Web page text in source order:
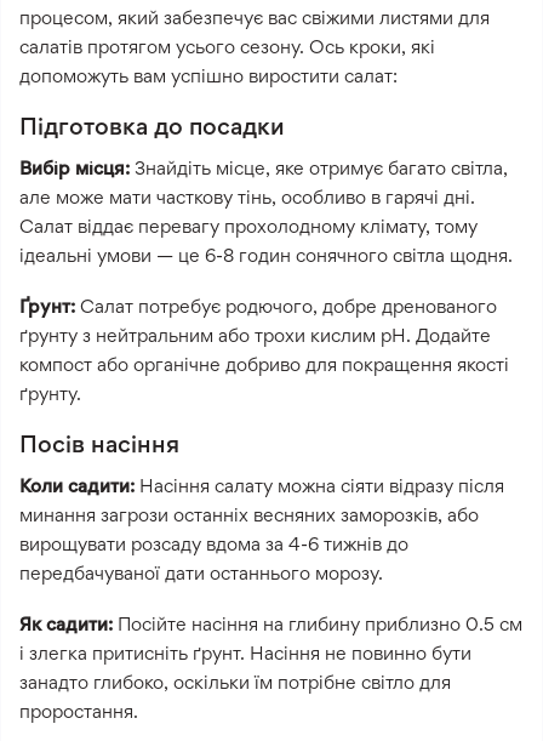
процесом, який забезпечує вас свіжими листями для
салатів протягом усього сезону. Ось кроки, які
допоможуть вам успішно виростити салат:
Підготовка до посадки
Вибір місця: Знайдіть місце, яке отримує багато світла,
але може мати часткову тінь, особливо в гарячі дні.
Салат віддає перевагу прохолодному клімату, тому
ідеальні умови — це 6-8 годин сонячного світла щодня.
Ґрунт: Салат потребує родючого, добре дренованого
ґрунту з нейтральним або трохи кислим pH. Додайте
компост або органічне добриво для покращення якості
ґрунту.
Посів насіння
Коли садити: Насіння салату можна сіяти відразу після
минання загрози останніх весняних заморозків, або
вирощувати розсаду вдома за 4-6 тижнів до
передбачуваної дати останнього морозу.
Як садити: Посійте насіння на глибину приблизно 0.5 см
і злегка притисніть ґрунт. Насіння не повинно бути
занадто глибоко, оскільки їм потрібне світло для
проростання.